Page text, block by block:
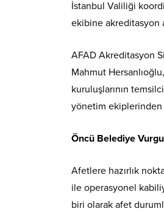
İstanbul Valiliği
ekibine akreditasyon
AFAD Akreditasyon
Mahmut
kuruluşlarının
yönetim
Öncü Belediye
Afetlere hazırlık
ile operasyonel
biri olarak afet